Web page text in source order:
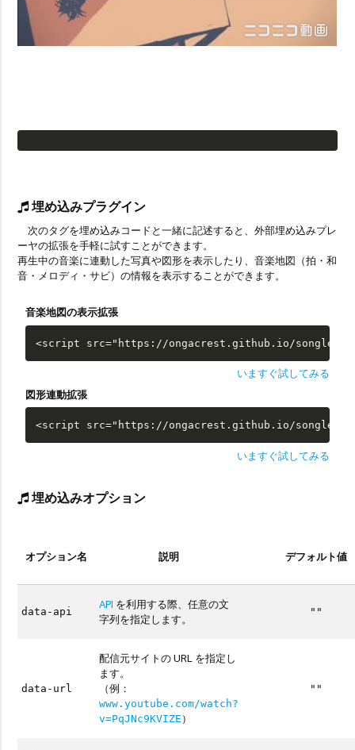
埋め込みプラグイン
次のタグを埋め込みコードと一緒に記述すると、外部埋め込みプレ
ーヤの拡張を手軽に試すことができます。
再生中の音楽に連動した写真や図形を表示したり、音楽地図（拍・和
音・メロディ・サビ）の情報を表示することができます。
音楽地図の表示拡張
<script src="https://ongacrest.github.io/songle-
いますぐ試してみる
図形連動拡張
<script src="https://ongacrest.github.io/songle-
いますぐ試してみる
埋め込みオプション
オプション名 説明 デフォルト値
data-api
API を利用する際、任意の文
字列を指定します。
""
data-url
配信元サイトの URL を指定し
ます。
（例：
www.youtube.com/watch?
v=PqJNc9KVIZE ）
""